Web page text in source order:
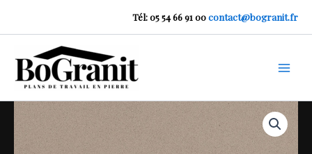
Tél: 05 54 66 91 00contact@bogranit.fr